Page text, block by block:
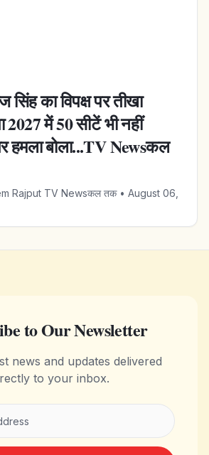
सिंह का विपक्ष पर तीखा
2027 में 50 सीटें भी नहीं
हमला बोला...TV Newsकल
Rajput TV Newsकल तक• August 06,
to Our Newsletter
news and updates delivered
to your inbox.